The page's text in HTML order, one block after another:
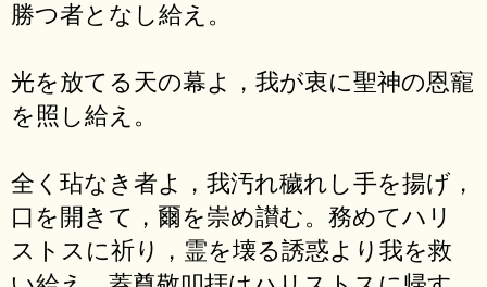
勝つ者となし給え。
光を放てる天の幕よ，我が衷に聖神の恩寵
を照し給え。
全く玷なき者よ，我汚れ穢れし手を揚げ，
口を開きて，爾を崇め讃む。務めてハリ
ストスに祈り，霊を壊る誘惑より我を救